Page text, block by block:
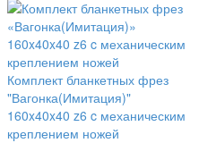
Комплект бланкетных фрез
"Вагонка(Имитация)"
160x40x40 z6 c механическим
креплением ножей